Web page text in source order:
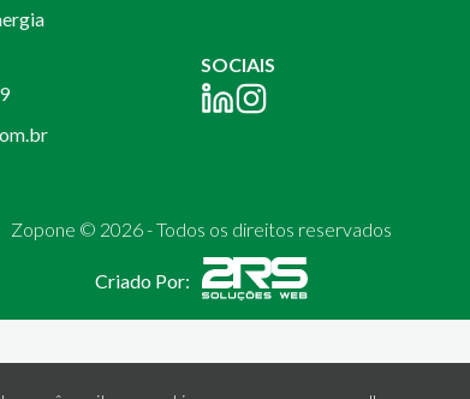
SOCIAIS
Zopone © 2026 - Todos os direitos reservados
Criado Por: